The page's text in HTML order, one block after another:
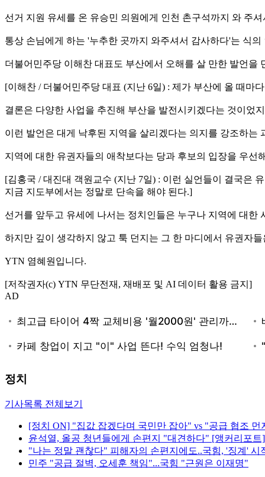
선거 지원 유세를 온 유승민 의원에게 인천 촌구석까지 와 주
통상 손님에게 하는 '누추한 곳까지 와주셔서 감사하다'는 식
더불어민주당 이해찬 대표도 부산에서 오해를 살 만한 발언을
[이해찬 / 더불어민주당 대표 (지난 6일) : 제가 부산에 올 때마
결론은 다양한 사업을 추진해 부산을 발전시키겠다는 것이었
이런 발언은 대게 낙후된 지역을 살리겠다는 의지를 강조하는
지역에 대한 유권자들의 애착보다는 당과 후보의 입장을 우
[김홍국 / 대진대 객원교수 (지난 7일) : 이런 실언들이 결국은
지금 지도부에서는 정말로 단속을 해야 된다.]
선거를 앞두고 유세에 나서는 정치인들은 누구나 지역에 대한
하지만 깊이 생각하지 않고 툭 던지는 그 한 마디에서 유권자
YTN 염혜원입니다.
[저작권자(c) YTN 무단전재, 재배포 및 AI 데이터 활용 금지]
AD
정치
기사목록 전체보기
[정치 ON] "집값 잡겠다며 국민만 잡아" vs "공급 협조 먼
윤석열, 올공 청년들에게 손편지 "대견하다" [앵커리포트]
"나는 정말 괜찮다" 피해자의 손편지에도..국힘, '징계' 시
민주 "공급 절벽, 오세훈 책임"...국힘 "근원은 이재명"